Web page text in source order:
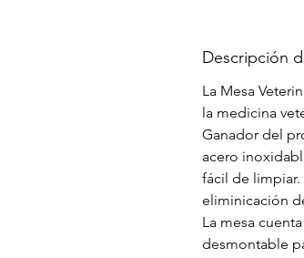
Descripción
La Mesa
la medicina
Ganador del
acero
fácil de
eliminicación
La mesa
desmontable